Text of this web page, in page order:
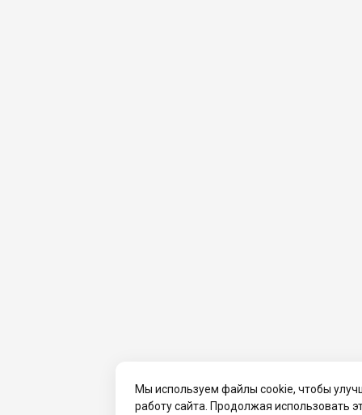
Мы используем файлы cookie, чтобы
работу сайта. Продолжая использовать